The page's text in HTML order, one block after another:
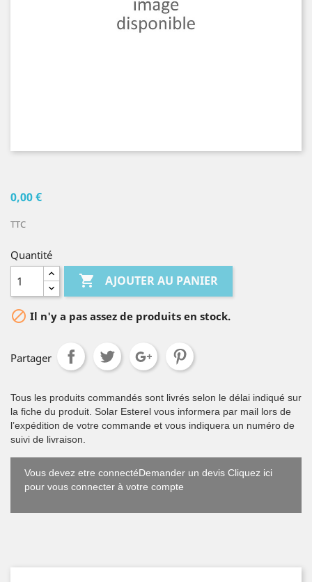
0,00 €
TTC
Quantité
 AJOUTER AU PANIER
 Il n'y a pas assez de produits en stock.
Partager
Tous les produits commandés sont livrés selon le délai indiqué sur
la fiche du produit. Solar Esterel vous informera par mail lors de
l’expédition de votre commande et vous indiquera un numéro de
suivi de livraison.
Vous devez etre connectéDemander un devis Cliquez ici
pour vous connecter à votre compte